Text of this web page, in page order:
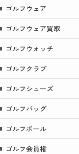
ゴルフウェア
ゴルフウェア買取
ゴルフウォッチ
ゴルフクラブ
ゴルフシューズ
ゴルフバッグ
ゴルフボール
ゴルフ会員権